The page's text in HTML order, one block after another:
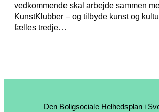
vedkommende skal arbejde sammen
KunstKlubber – og tilbyde kunst og
fælles tredje…
Den Boligsociale Helhedsplan i